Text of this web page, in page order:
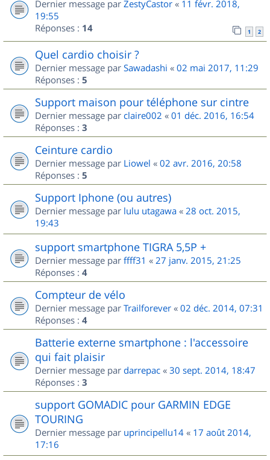
Dernier message par ZestyCastor « 11 févr. 2018,
19:55
Réponses : 14 1 2
Quel cardio choisir ?
Dernier message par Sawadashi « 02 mai 2017, 11:29
Réponses : 5
Support maison pour téléphone sur cintre
Dernier message par claire002 « 01 déc. 2016, 16:54
Réponses : 3
Ceinture cardio
Dernier message par Liowel « 02 avr. 2016, 20:58
Réponses : 5
Support Iphone (ou autres)
Dernier message par lulu utagawa « 28 oct. 2015,
19:43
support smartphone TIGRA 5,5P +
Dernier message par ffff31 « 27 janv. 2015, 21:25
Réponses : 4
Compteur de vélo
Dernier message par Trailforever « 02 déc. 2014, 07:31
Réponses : 4
Batterie externe smartphone : l'accessoire
qui fait plaisir
Dernier message par darrepac « 30 sept. 2014, 18:47
Réponses : 3
support GOMADIC pour GARMIN EDGE
TOURING
Dernier message par uprincipellu14 « 17 août 2014,
17:16